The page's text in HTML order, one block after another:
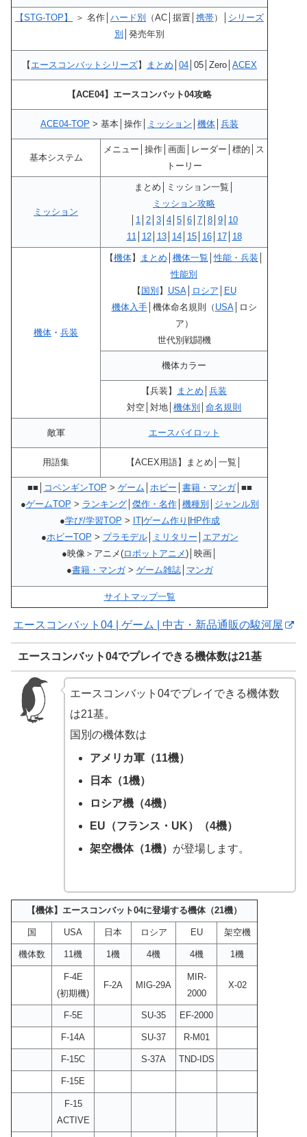
【STG-TOP】 ＞ 名作│ ハード別 （AC│据置│ 携帯）│ シリーズ
別
│発売年別
【 エースコンバットシリーズ】 まとめ 04 │05│Zero│ ACEX
【ACE04】エースコンバット04攻略
ACE04-TOP > 基本│操作│ ミッション 機体 兵装
基本システム
メニュー│操作│画面│レーダー│標的│ス
トーリー
ミッション
まとめ│ミッション一覧│
ミッション攻略
1 2 3 4 5 6 7 8 9 10
11│ 12│ 13│ 14│ 15│ 16│ 17│ 18
機体 ・ 兵装
【機体】 まとめ 機体一覧 │性能・兵装
性能別
【 国別 】 USA│ ロシア
EU
機体入手│機体命名規則（ USA│ロシ
ア）
世代別戦闘機
機体カラー
【兵装】 まとめ 兵装
対空│対地│ 機体別 命名規則
敵軍 エースパイロット
用語集 【ACEX用語】まとめ│一覧│
■■│ コペンギンTOP > ゲーム ホビー 書籍・マンガ│■■
●ゲームTOP > ランキング│ 傑作・名作│ 機種別
ジャンル別
●学び/学習TOP > IT| ゲーム作り HP作成
●ホビーTOP > プラモデル│ ミリタリー
エアガン
●映像＞アニメ(ロボットアニメ)│映画│
●書籍・マンガ> ゲーム雑誌│ マンガ
サイトマップ一覧
エースコンバット04 | ゲーム | 中古・新品通販の駿河屋
エースコンバット04でプレイできる機体数は21基
エースコンバット04でプレイできる機体数
は21基。
国別の機体数は
アメリカ軍（11機）
日本（1機）
ロシア機（4機）
EU（フランス・UK）（4機）
架空機体（1機） が登場します。
【機体】エースコンバット04に登場する機体（21機）
国 USA 日本 ロシア EU 架空機
機体数 11機 1機 4機 4機 1機
F-4E
(初期機)
F-2A MIG-29A
MIR-
2000
X-02
F-5E SU-35 EF-2000
F-14A SU-37 R-M01
F-15C S-37A TND-IDS
F-15E
F-15
ACTIVE